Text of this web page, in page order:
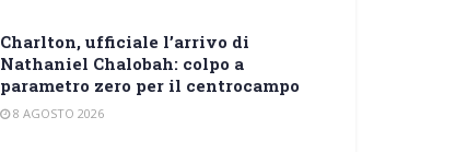
Charlton, ufficiale l’arrivo di
Nathaniel Chalobah: colpo a
parametro zero per il centrocampo
8 AGOSTO 2026